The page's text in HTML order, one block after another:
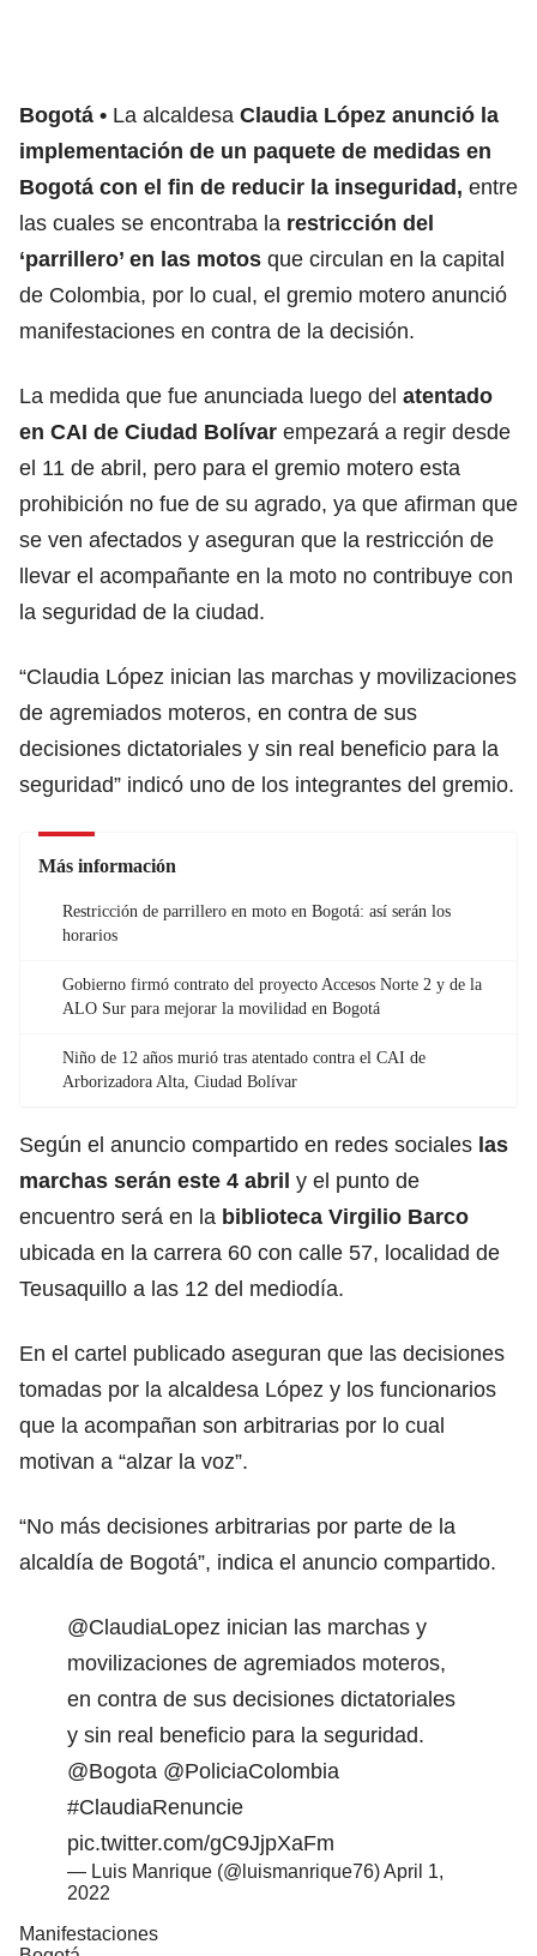
Bogotá La alcaldesa Claudia López anunció la
implementación de un paquete de medidas en
Bogotá con el fin de reducir la inseguridad, entre
las cuales se encontraba la restricción del
‘parrillero’ en las motos que circulan en la capital
de Colombia, por lo cual, el gremio motero anunció
manifestaciones en contra de la decisión.
La medida que fue anunciada luego del atentado
en CAI de Ciudad Bolívar empezará a regir desde
el 11 de abril, pero para el gremio motero esta
prohibición no fue de su agrado, ya que afirman que
se ven afectados y aseguran que la restricción de
llevar el acompañante en la moto no contribuye con
la seguridad de la ciudad.
“Claudia López inician las marchas y movilizaciones
de agremiados moteros, en contra de sus
decisiones dictatoriales y sin real beneficio para la
seguridad” indicó uno de los integrantes del gremio.
Más información
Restricción de parrillero en moto en Bogotá: así serán los
horarios
Gobierno firmó contrato del proyecto Accesos Norte 2 y de la
ALO Sur para mejorar la movilidad en Bogotá
Niño de 12 años murió tras atentado contra el CAI de
Arborizadora Alta, Ciudad Bolívar
Según el anuncio compartido en redes sociales las
marchas serán este 4 abril y el punto de
encuentro será en la biblioteca Virgilio Barco
ubicada en la carrera 60 con calle 57, localidad de
Teusaquillo a las 12 del mediodía.
En el cartel publicado aseguran que las decisiones
tomadas por la alcaldesa López y los funcionarios
que la acompañan son arbitrarias por lo cual
motivan a “alzar la voz”.
“No más decisiones arbitrarias por parte de la
alcaldía de Bogotá”, indica el anuncio compartido.
@ClaudiaLopez inician las marchas y
movilizaciones de agremiados moteros,
en contra de sus decisiones dictatoriales
y sin real beneficio para la seguridad.
@Bogota @PoliciaColombia
#ClaudiaRenuncie
pic.twitter.com/gC9JjpXaFm
— Luis Manrique (@luismanrique76)April 1,
2022
Manifestaciones